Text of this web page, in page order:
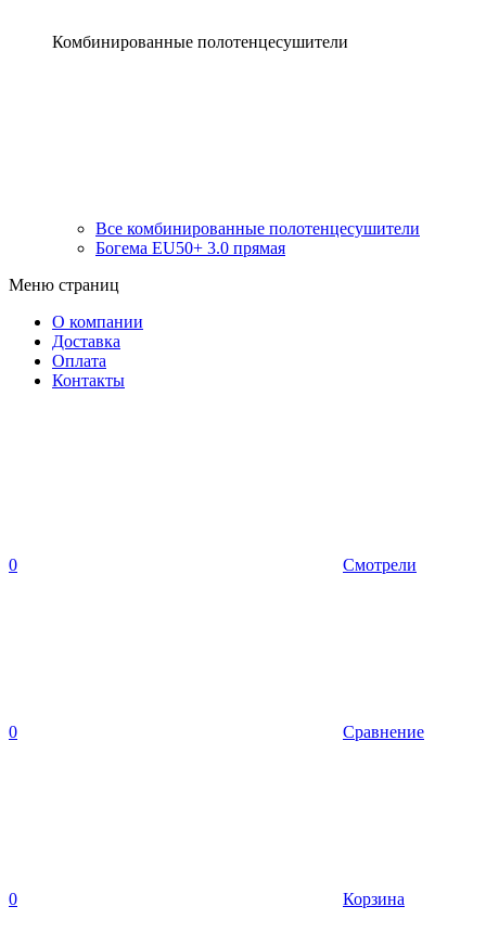
Комбинированные полотенцесушители
Все комбинированные полотенцесушители
Богема EU50+ 3.0 прямая
Меню страниц
О компании
Доставка
Оплата
Контакты
0 Смотрели
0 Сравнение
0 Корзина